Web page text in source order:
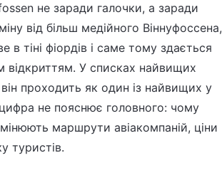
не заради галочки, а заради
від більш медійного Віннуфоссена,
в тіні фіордів і саме тому здається
відкриттям. У списках найвищих
він проходить як один із найвищих у
не пояснює головного: чому
маршрути авіакомпаній, ціни
туристів.